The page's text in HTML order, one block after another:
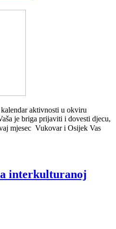
aktivnosti u okviru
je briga prijaviti i dovesti djecu,
mjesec Vukovar i Osijek Vas
interkulturanoj